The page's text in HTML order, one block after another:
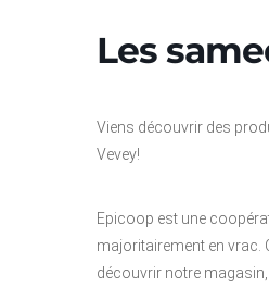
Les
Viens découvrir des
Vevey!
Epicoop est une
majoritairement en
découvrir notre